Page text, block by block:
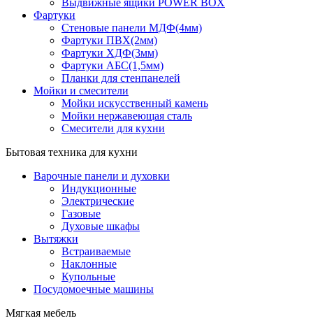
Выдвижные ящики POWER BOX
Фартуки
Стеновые панели МДФ(4мм)
Фартуки ПВХ(2мм)
Фартуки ХДФ(3мм)
Фартуки АБС(1,5мм)
Планки для стенпанелей
Мойки и смесители
Мойки искусственный камень
Мойки нержавеющая сталь
Смесители для кухни
Бытовая техника для кухни
Варочные панели и духовки
Индукционные
Электрические
Газовые
Духовые шкафы
Вытяжки
Встраиваемые
Наклонные
Купольные
Посудомоечные машины
Мягкая мебель